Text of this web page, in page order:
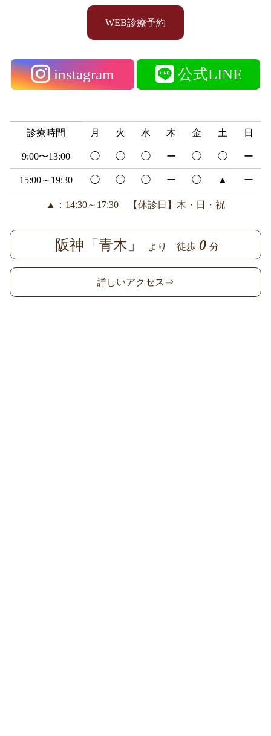
WEB診療予約
instagram 公式LINE
診療時間 月 火 水 木 金 土 日
9:00〜13:00 ◯ ◯ ◯ ー ◯ ◯ ー
15:00～19:30 ◯ ◯ ◯ ー ◯ ▲ ー
▲：14:30～17:30 【休診日】木・日・祝
阪神「青木」 より 徒歩 0 分
詳しいアクセス⇒